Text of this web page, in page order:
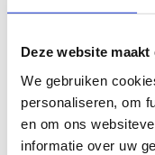
Deze website
We gebruiken
personaliseren, om
en om ons
informatie over uw
De montageset
bekleden van
directe